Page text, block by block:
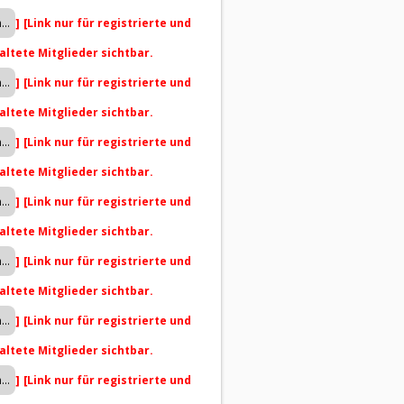
] [Link nur für registrierte und
Mitglieder sichtbar.
] [Link nur für registrierte und
Mitglieder sichtbar.
] [Link nur für registrierte und
Mitglieder sichtbar.
] [Link nur für registrierte und
Mitglieder sichtbar.
] [Link nur für registrierte und
Mitglieder sichtbar.
] [Link nur für registrierte und
Mitglieder sichtbar.
] [Link nur für registrierte und